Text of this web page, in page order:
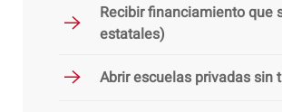
Recibir financiamiento que
estatales)
Abrir escuelas privadas sin